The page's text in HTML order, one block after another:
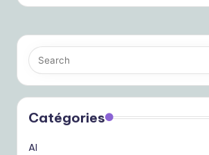
Catégories
AI